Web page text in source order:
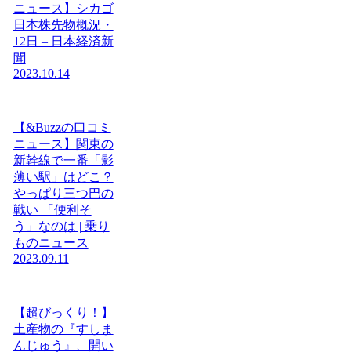
ニュース】シカゴ
日本株先物概況・
12日 – 日本経済新
聞
2023.10.14
【&Buzzの口コミ
ニュース】関東の
新幹線で一番「影
薄い駅」はどこ？
やっぱり三つ巴の
戦い 「便利そ
う」なのは | 乗り
ものニュース
2023.09.11
【超びっくり！】
土産物の『すしま
んじゅう』、開い